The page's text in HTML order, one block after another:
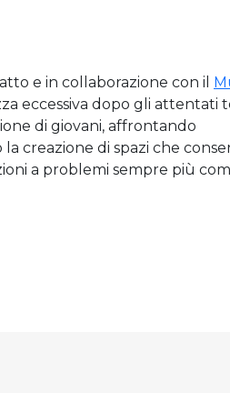
e in collaborazione con il
eccessiva dopo gli
di giovani, affrontando
creazione di spazi che
a problemi sempre più